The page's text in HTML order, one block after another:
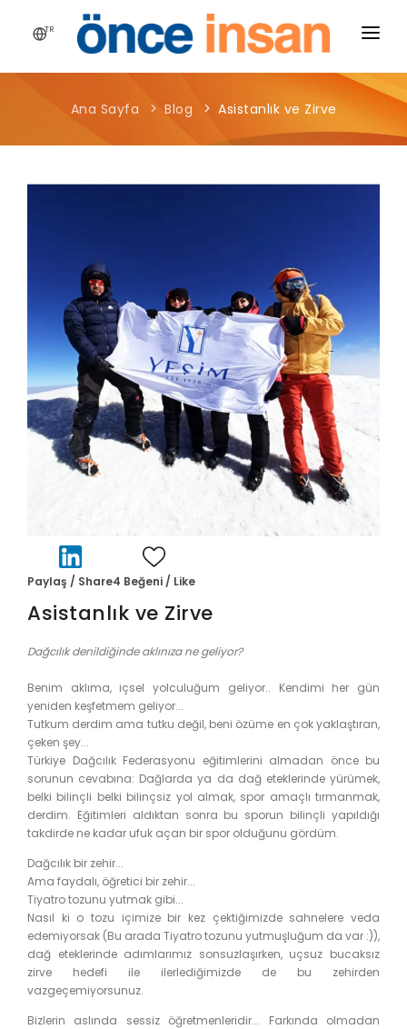
TR
HIKAYEMIZ
YAYINLARIMIZ
İLETIŞIM
Ana Sayfa Blog Asistanlık ve Zirve
Paylaş / Share4 Beğeni / Like
Asistanlık ve Zirve
Dağcılık denildiğinde aklınıza ne geliyor?
Benim aklıma, içsel yolculuğum geliyor.. Kendimi her gün
yeniden keşfetmem geliyor...
Tutkum derdim ama tutku değil, beni özüme en çok yaklaştıran,
çeken şey...
Türkiye Dağcılık Federasyonu eğitimlerini almadan önce bu
sorunun cevabına: Dağlarda ya da dağ eteklerinde yürümek,
belki bilinçli belki bilinçsiz yol almak, spor amaçlı tırmanmak,
derdim. Eğitimleri aldıktan sonra bu sporun bilinçli yapıldığı
takdirde ne kadar ufuk açan bir spor olduğunu gördüm.
Dağcılık bir zehir...
Ama faydalı, öğretici bir zehir...
Tiyatro tozunu yutmak gibi...
Nasıl ki o tozu içimize bir kez çektiğimizde sahnelere veda
edemiyorsak (Bu arada Tiyatro tozunu yutmuşluğum da var :)),
dağ eteklerinde adımlarımız sonsuzlaşırken, uçsuz bucaksız
zirve hedefi ile ilerlediğimizde de bu zehirden
vazgeçemiyorsunuz.
Bizlerin aslında sessiz öğretmenleridir... Farkında olmadan